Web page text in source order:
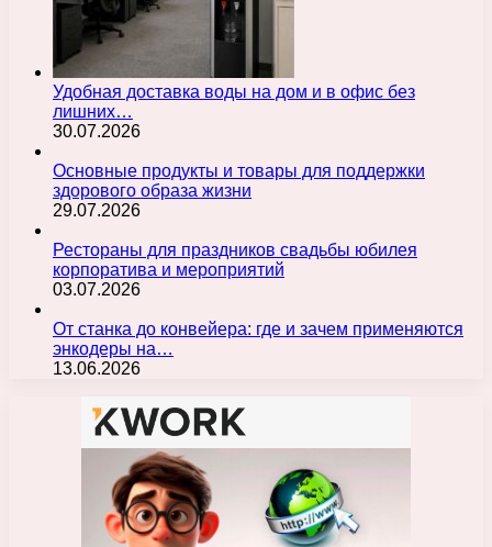
Удобная доставка воды на дом и в офис без
лишних…
30.07.2026
Основные продукты и товары для поддержки
здорового образа жизни
29.07.2026
Рестораны для праздников свадьбы юбилея
корпоратива и мероприятий
03.07.2026
От станка до конвейера: где и зачем применяются
энкодеры на…
13.06.2026